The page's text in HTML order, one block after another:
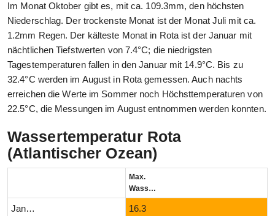
Im Monat Oktober gibt es, mit ca. 109.3mm, den höchsten
Niederschlag. Der trockenste Monat ist der Monat Juli mit ca.
1.2mm Regen. Der kälteste Monat in Rota ist der Januar mit
nächtlichen Tiefstwerten von 7.4°C; die niedrigsten
Tagestemperaturen fallen in den Januar mit 14.9°C. Bis zu
32.4°C werden im August in Rota gemessen. Auch nachts
erreichen die Werte im Sommer noch Höchsttemperaturen von
22.5°C, die Messungen im August entnommen werden konnten.
Wassertemperatur Rota
(Atlantischer Ozean)
Max.
Wassertemperatur (°C)
Januar 16.3